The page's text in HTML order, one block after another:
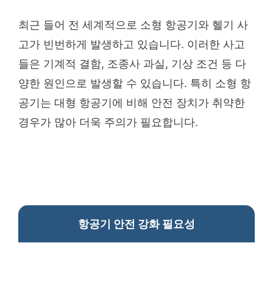
최근 들어 전 세계적으로 소형 항공기와 헬기 사
고가 빈번하게 발생하고 있습니다. 이러한 사고
들은 기계적 결함, 조종사 과실, 기상 조건 등 다
양한 원인으로 발생할 수 있습니다. 특히 소형 항
공기는 대형 항공기에 비해 안전 장치가 취약한
경우가 많아 더욱 주의가 필요합니다.
항공기 안전 강화 필요성